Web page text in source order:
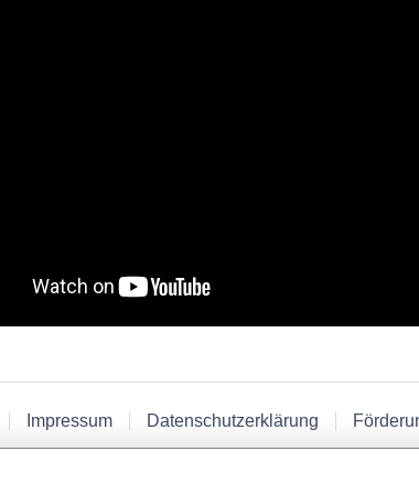
Impressum Datenschutzerklärung